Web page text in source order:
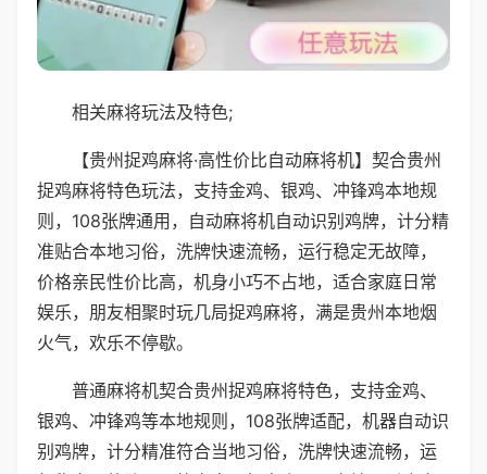
相关麻将玩法及特色;
【贵州捉鸡麻将·高性价比自动麻将机】契合贵州
捉鸡麻将特色玩法，支持金鸡、银鸡、冲锋鸡本地规
则，108张牌通用，自动麻将机自动识别鸡牌，计分精
准贴合本地习俗，洗牌快速流畅，运行稳定无故障，
价格亲民性价比高，机身小巧不占地，适合家庭日常
娱乐，朋友相聚时玩几局捉鸡麻将，满是贵州本地烟
火气，欢乐不停歇。
普通麻将机契合贵州捉鸡麻将特色，支持金鸡、
银鸡、冲锋鸡等本地规则，108张牌适配，机器自动识
别鸡牌，计分精准符合当地习俗，洗牌快速流畅，运